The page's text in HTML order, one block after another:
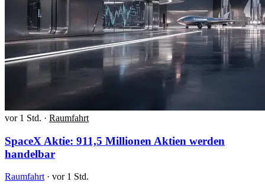
vor 1 Std. · Raumfahrt
SpaceX Aktie: 911,5 Millionen Aktien werden
handelbar
Raumfahrt · vor 1 Std.